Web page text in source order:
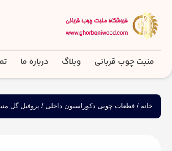
منبت چوب قربانی وبلاگ درباره ما
خانه / قطعات چوبی دکوراسیون داخلی / پروفیل گل